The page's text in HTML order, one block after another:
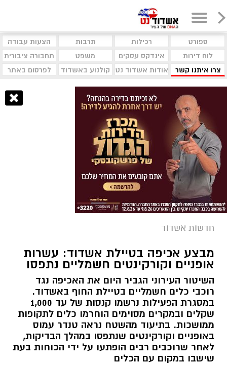
ספורט רכילות תרבות
הצעות עבודה
לוח דירות
אינדקס עסקים משפט
תחבורה ציבורית
צרו איתנו קשר
אודות אשדוד נט קולנוע באשדוד לפרסום באתר
חדשות אשדוד
מבצע אכיפה בטיילת אשדוד: עשרות
אופניים וקורקינטים חשמליים נתפסו
השיטור העירוני הגביר היום את האכיפה נגד
רוכבי כלים חשמליים בטיילת החוף באשדוד.
במסגרת הפעילות נרשמו קנסות של עד 1,000
שקלים ובמקרים מסוימים הוחרמו כלים לתקופות
ממושכות. בתיעוד מהשטח נראה טנדר עמוס
באופניים וקורקינטים שנתפסו במהלך הבדיקות,
לאחר שרוכבים רבים הופתעו על ידי הכוחות בעת
שישבו במקום עם הכלים